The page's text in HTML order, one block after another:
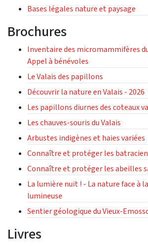
Bases légales nature et paysage
Brochures
Inventaire des micromammifères
Appel à bénévoles
Le Valais des papillons
Découvrir la nature en Valais - 2026
Les papillons diurnes des coteaux
Les chauves-souris du Valais
Arbustes indigènes et haies variées
Connaître et protéger les
Connaître et protéger les abeilles
La lumière nuit ! - La nature face à
lumineuse
Sentier géologique du Vieux-
Livres